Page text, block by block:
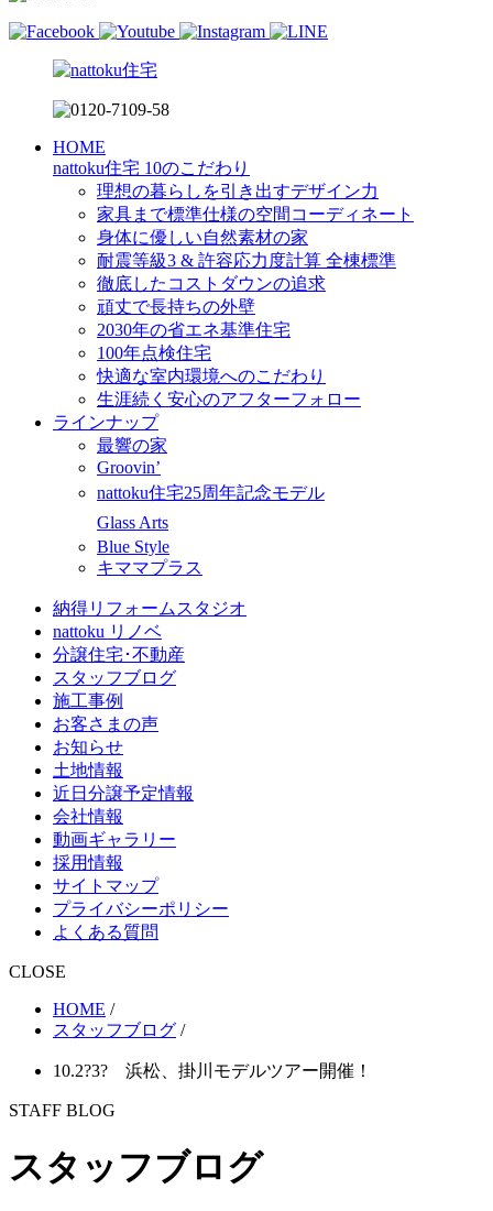
HOME
nattoku住宅 10のこだわり
理想の暮らしを引き出すデザイン力
家具まで標準仕様の空間コーディネート
身体に優しい自然素材の家
耐震等級3 & 許容応力度計算 全棟標準
徹底したコストダウンの追求
頑丈で長持ちの外壁
2030年の省エネ基準住宅
100年点検住宅
快適な室内環境へのこだわり
生涯続く安心のアフターフォロー
ラインナップ
最響の家
Groovin’
nattoku住宅25周年記念モデル
Glass Arts
Blue Style
キママプラス
納得リフォームスタジオ
nattoku リノベ
分譲住宅･不動産
スタッフブログ
施工事例
お客さまの声
お知らせ
土地情報
近日分譲予定情報
会社情報
動画ギャラリー
採用情報
サイトマップ
プライバシーポリシー
よくある質問
CLOSE
HOME /
スタッフブログ /
10.2?3? 浜松、掛川モデルツアー開催！
STAFF BLOG
スタッフブログ